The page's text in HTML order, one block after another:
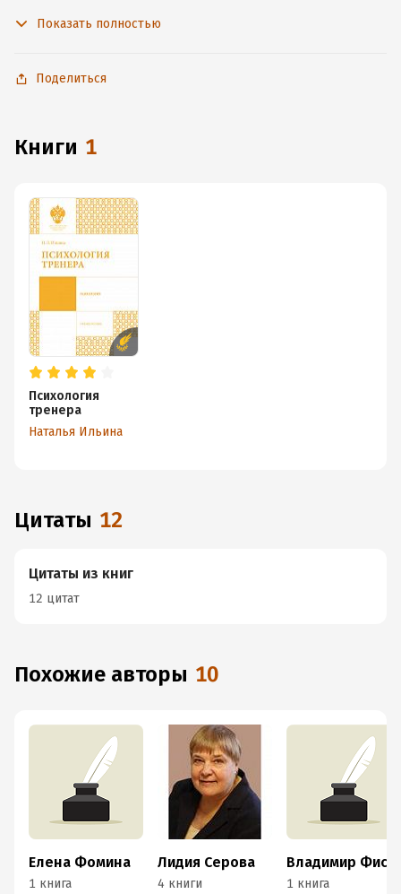
Показать полностью
Поделиться
книги 1
Психология
тренера
Наталья Ильина
Цитаты 12
Цитаты из книг
12 цитат
Похожие авторы 10
Елена Фомина
1 книга
Лидия Серова
4 книги 1 книга